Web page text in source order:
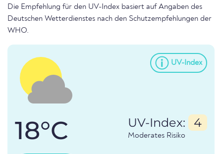
Die Empfehlung für den UV-Index basiert auf Angaben des
Deutschen Wetterdienstes nach den Schutzempfehlungen der
WHO.
UV-Index
18°C UV-Index: 4
Moderates Risiko